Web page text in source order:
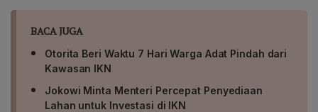
BACA JUGA
Otorita Beri Waktu 7 Hari Warga Adat Pindah dari
Kawasan IKN
Jokowi Minta Menteri Percepat Penyediaan
Lahan untuk Investasi di IKN